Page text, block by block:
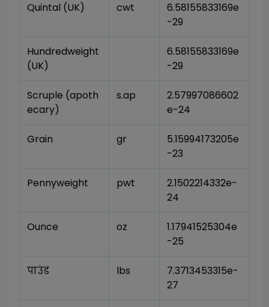
Quintal (UK) cwt
6.58155833169e
-29
Hundredweight
(UK)
6.58155833169e
-29
Scruple (apoth
ecary)
s.ap
2.57997086602
e-24
Grain gr
5.15994173205e
-23
Pennyweight pwt
2.1502214332e-
24
Ounce oz
1.17941525304e
-25
पाउंड lbs
7.3713453315e-
27